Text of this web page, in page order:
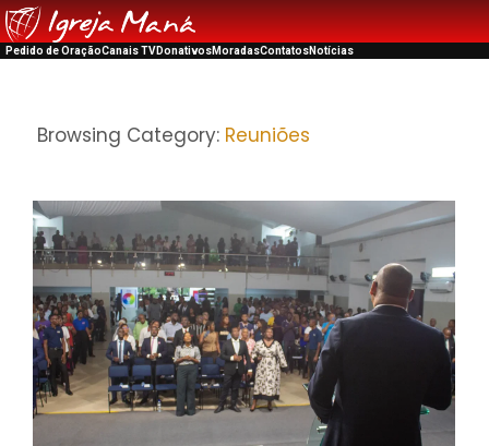
Pedido de OraçãoCanais TVDonativosMoradasContatosNotícias
Browsing Category: Reuniões